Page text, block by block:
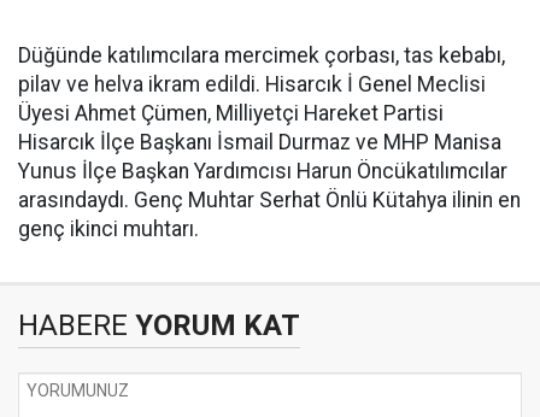
Düğünde katılımcılara mercimek çorbası, tas kebabı,
pilav ve helva ikram edildi. Hisarcık İ Genel Meclisi
Üyesi Ahmet Çümen, Milliyetçi Hareket Partisi
Hisarcık İlçe Başkanı İsmail Durmaz ve MHP Manisa
Yunus İlçe Başkan Yardımcısı Harun Öncükatılımcılar
arasındaydı. Genç Muhtar Serhat Önlü Kütahya ilinin en
genç ikinci muhtarı.
HABERE YORUM KAT